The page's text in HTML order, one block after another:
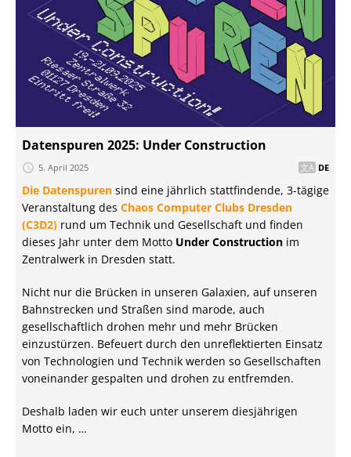
Datenspuren 2025: Under Construction
5. April 2025 DE
Die Datenspuren sind eine jährlich stattfindende, 3-tägige
Veranstaltung des Chaos Computer Clubs Dresden
(C3D2) rund um Technik und Gesellschaft und finden
dieses Jahr unter dem Motto Under Construction im
Zentralwerk in Dresden statt.
Nicht nur die Brücken in unseren Galaxien, auf unseren
Bahnstrecken und Straßen sind marode, auch
gesellschaftlich drohen mehr und mehr Brücken
einzustürzen. Befeuert durch den unreflektierten Einsatz
von Technologien und Technik werden so Gesellschaften
voneinander gespalten und drohen zu entfremden.
Deshalb laden wir euch unter unserem diesjährigen
Motto ein, …